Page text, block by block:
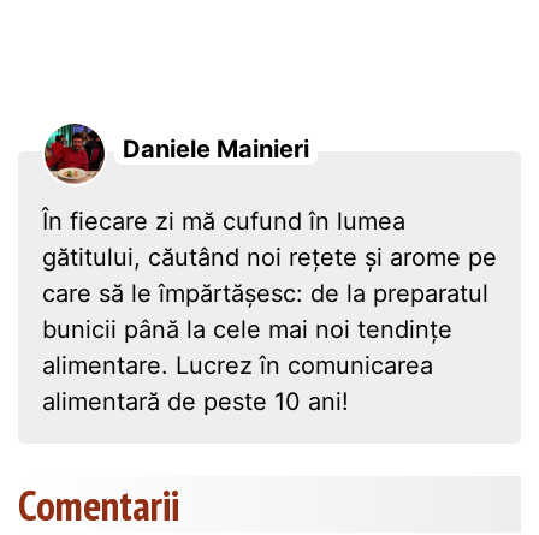
Daniele Mainieri
În fiecare zi mă cufund în lumea
gătitului, căutând noi rețete și arome pe
care să le împărtășesc: de la preparatul
bunicii până la cele mai noi tendințe
alimentare. Lucrez în comunicarea
alimentară de peste 10 ani!
Comentarii